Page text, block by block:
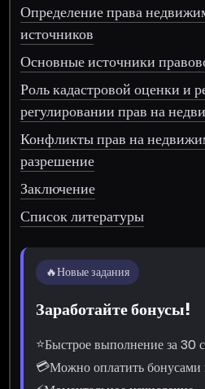
Определение права
источников
Основные источники
Роль кадастровой оценки и
регулировании прав на
Конфликты прав на
разрешение
Заключение
Список литературы
🔥Новые задания
Заработайте бонусы!
⭐Быстрое выполнение за 30
💳Можно оплатить бонусами